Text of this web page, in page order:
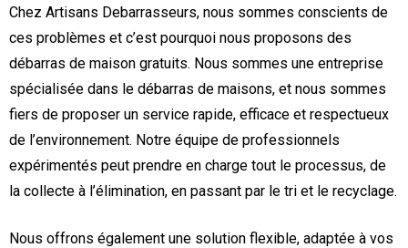
Chez Artisans Debarrasseurs, nous sommes conscients de
ces problèmes et c’est pourquoi nous proposons des
débarras de maison gratuits. Nous sommes une entreprise
spécialisée dans le débarras de maisons, et nous sommes
fiers de proposer un service rapide, efficace et respectueux
de l’environnement. Notre équipe de professionnels
expérimentés peut prendre en charge tout le processus, de
la collecte à l’élimination, en passant par le tri et le recyclage.
Nous offrons également une solution flexible, adaptée à vos